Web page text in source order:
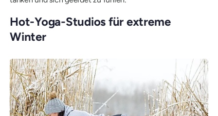
Hot-Yoga-Studios für extreme
Winter